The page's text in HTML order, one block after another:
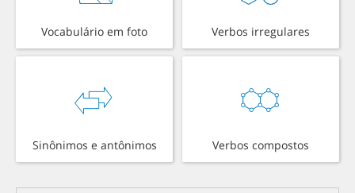
Vocabulário em foto Verbos irregulares
Sinônimos e antônimos Verbos compostos